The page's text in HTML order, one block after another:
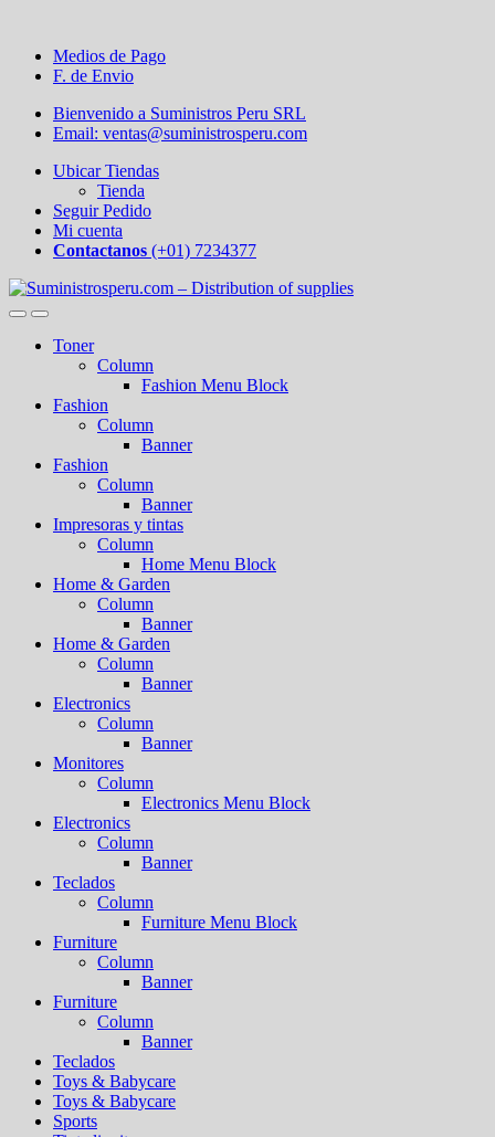
Medios de Pago
F. de Envio
Bienvenido a Suministros Peru SRL
Email: ventas@suministrosperu.com
Ubicar Tiendas
Tienda
Seguir Pedido
Mi cuenta
Contactanos (+01) 7234377
Toner
Column
Fashion Menu Block
Fashion
Column
Banner
Fashion
Column
Banner
Impresoras y tintas
Column
Home Menu Block
Home & Garden
Column
Banner
Home & Garden
Column
Banner
Electronics
Column
Banner
Monitores
Column
Electronics Menu Block
Electronics
Column
Banner
Teclados
Column
Furniture Menu Block
Furniture
Column
Banner
Furniture
Column
Banner
Teclados
Toys & Babycare
Toys & Babycare
Sports